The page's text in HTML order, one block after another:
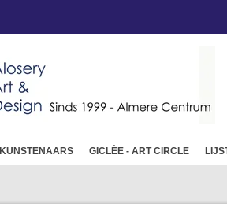
KUNSTENAARS GICLÉE - ART CIRCLE